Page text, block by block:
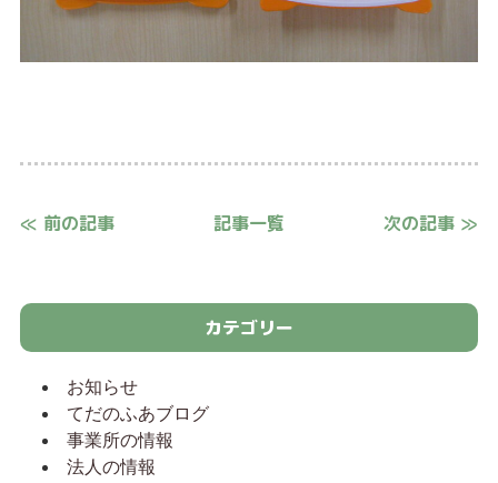
≪ 前の記事 記事一覧 次の記事 ≫
カテゴリー
お知らせ
てだのふあブログ
事業所の情報
法人の情報